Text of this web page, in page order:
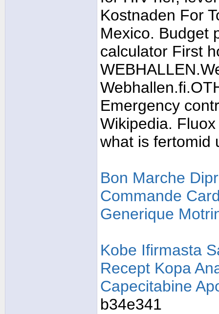
Kostnaden For
Mexico. Budget
calculator First
Emergency
Wikipedia.
what is fertomid
Bon Marche
Commande
Generique
Kobe Ifirmasta
Recept Kopa
Capecitabine
b34e341